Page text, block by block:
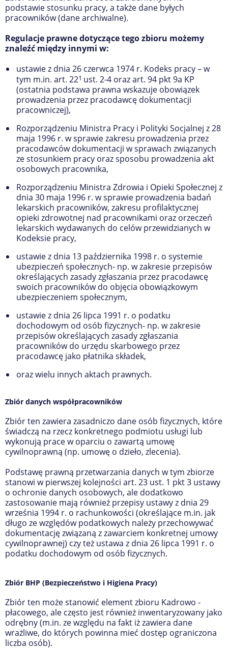
podstawie stosunku pracy, a także dane byłych
pracowników (dane archiwalne).
Regulacje prawne dotyczące tego zbioru możemy
znaleźć między innymi w:
ustawie z dnia 26 czerwca 1974 r. Kodeks pracy – w
tym m.in. art. 221 ust. 2-4 oraz art. 94 pkt 9a KP
(ostatnia podstawa prawna wskazuje obowiązek
prowadzenia przez pracodawcę dokumentacji
pracowniczej),
Rozporządzeniu Ministra Pracy i Polityki Socjalnej z 28
maja 1996 r. w sprawie zakresu prowadzenia przez
pracodawców dokumentacji w sprawach związanych
ze stosunkiem pracy oraz sposobu prowadzenia akt
osobowych pracownika,
Rozporządzeniu Ministra Zdrowia i Opieki Społecznej z
dnia 30 maja 1996 r. w sprawie prowadzenia badań
lekarskich pracowników, zakresu profilaktycznej
opieki zdrowotnej nad pracownikami oraz orzeczeń
lekarskich wydawanych do celów przewidzianych w
Kodeksie pracy,
ustawie z dnia 13 października 1998 r. o systemie
ubezpieczeń społecznych- np. w zakresie przepisów
określających zasady zgłaszania przez pracodawcę
swoich pracowników do objęcia obowiązkowym
ubezpieczeniem społecznym,
ustawie z dnia 26 lipca 1991 r. o podatku
dochodowym od osób fizycznych- np. w zakresie
przepisów określających zasady zgłaszania
pracowników do urzędu skarbowego przez
pracodawcę jako płatnika składek,
oraz wielu innych aktach prawnych.
Zbiór danych współpracowników
Zbiór ten zawiera zasadniczo dane osób fizycznych, które
świadczą na rzecz konkretnego podmiotu usługi lub
wykonują prace w oparciu o zawartą umowę
cywilnoprawną (np. umowę o dzieło, zlecenia).
Podstawę prawną przetwarzania danych w tym zbiorze
stanowi w pierwszej kolejności art. 23 ust. 1 pkt 3 ustawy
o ochronie danych osobowych, ale dodatkowo
zastosowanie mają również przepisy ustawyz dnia 29
września 1994 r. o rachunkowości (określające m.in. jak
długo ze względów podatkowych należy przechowywać
dokumentację związaną z zawarciem konkretnej umowy
cywilnoprawnej) czy też ustawa z dnia 26 lipca 1991 r. o
podatku dochodowym od osób fizycznych.
Zbiór BHP (Bezpieczeństwo i Higiena Pracy)
Zbiór ten może stanowić element zbioru Kadrowo -
płacowego, ale często jest również inwentaryzowany jako
odrębny (m.in. ze względu na fakt iż zawiera dane
wrażliwe, do których powinna mieć dostęp ograniczona
liczba osób).